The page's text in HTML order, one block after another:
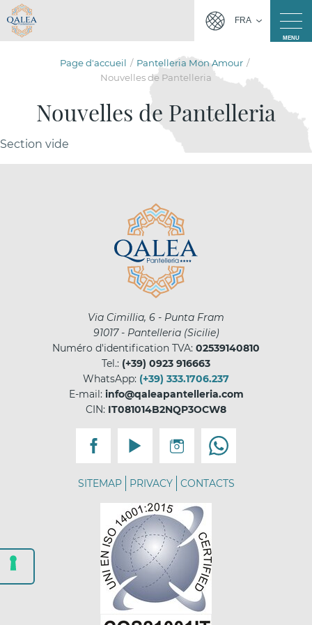
FRA
MENU
Page d'accueil
Pantelleria Mon Amour
Nouvelles de Pantelleria
Nouvelles de Pantelleria
Section vide
Via Cimillia, 6 - Punta Fram
91017- Pantelleria(Sicilie)
Numéro d'identification TVA: 02539140810
Tel.: (+39) 0923 916663
WhatsApp: (+39) 333.1706.237
E-mail: info@qaleapantelleria.com
CIN: IT081014B2NQP3OCW8
SITEMAP PRIVACY CONTACTS